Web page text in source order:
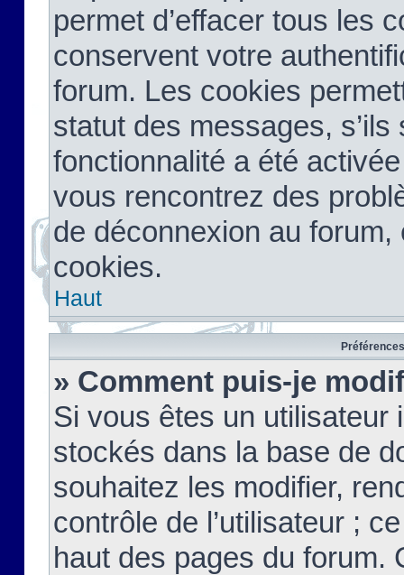
permet d’effacer tous les
conservent votre
forum. Les cookies
statut des messages,
fonctionnalité a été
vous rencontrez des
de déconnexion au
cookies.
Haut
» Comment puis-je
Si vous êtes un
stockés dans la base de
souhaitez les modifier,
contrôle de l’utilisateur ;
haut des pages du forum.